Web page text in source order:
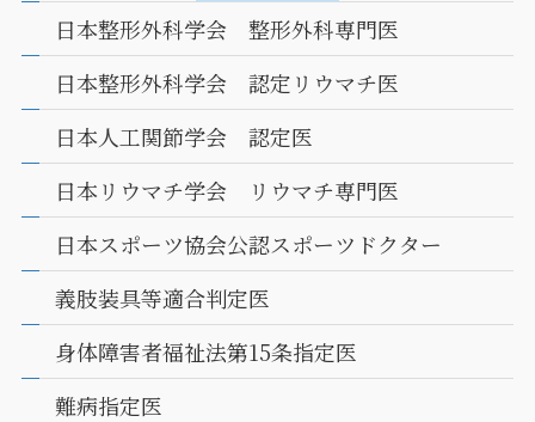
日本整形外科学会 整形外科専門医
日本整形外科学会 認定リウマチ医
日本人工関節学会 認定医
日本リウマチ学会 リウマチ専門医
日本スポーツ協会公認スポーツドクター
義肢装具等適合判定医
身体障害者福祉法第15条指定医
難病指定医